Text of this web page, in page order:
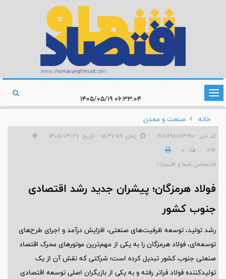
تغییر
وضعیت
ناوبری
خانه
صنعت و معدن
کد خبر : 1781698873190
زمان: ۱۵:۴۷:۵۹ - تاریخ: ۱۴۰۵/۰۳/۲۷
896
0
اختصاصی شما و اقتصاد/
فولاد هرمزگان؛ پیشران جدید رشد اقتصادی
جنوب کشور
رشد تولید، توسعه ظرفیت‌های صنعتی، افزایش درآمد و اجرای طرح‌های
توسعه‌ای، فولاد هرمزگان را به یکی از مهم‌ترین موتورهای محرک اقتصاد
صنعتی جنوب کشور تبدیل کرده است؛ شرکتی که نقش آن از یک
تولیدکننده فولاد فراتر رفته و به یکی از بازیگران اصلی توسعه اقتصادی